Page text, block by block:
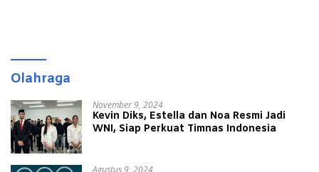
Olahraga
November 9, 2024
Kevin Diks, Estella dan Noa Resmi Jadi
WNI, Siap Perkuat Timnas Indonesia
Agustus 9, 2024